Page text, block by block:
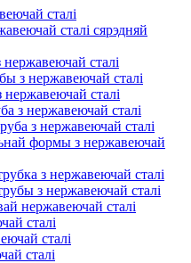
сталі
сталі сярэдняй
нержавеючай сталі
з нержавеючай сталі
нержавеючай сталі
з нержавеючай сталі
з нержавеючай сталі
формы з нержавеючай
з нержавеючай сталі
з нержавеючай сталі
нержавеючай сталі
сталі
сталі
сталі